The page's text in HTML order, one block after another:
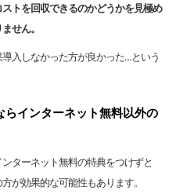
トを回収できるのかどうかを見極め
せん。
入しなかった方が良かった…という
インターネット無料以外の
ターネット無料の特典をつけずと
が効果的な可能性もあります。